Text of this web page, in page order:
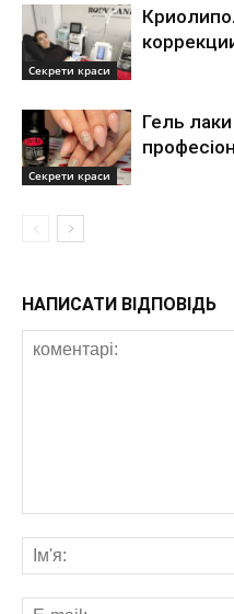
Секрети краси
Секрети краси
Гель
НАПИСАТИ ВІДПОВІДЬ